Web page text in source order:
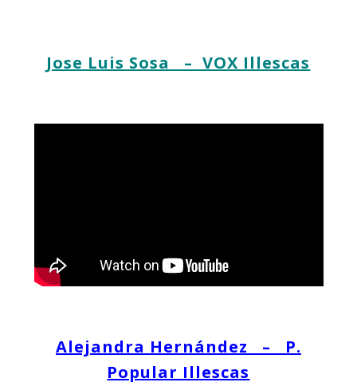
Jose Luis Sosa – VOX Illescas
Alejandra Hernández – P.
Popular Illescas